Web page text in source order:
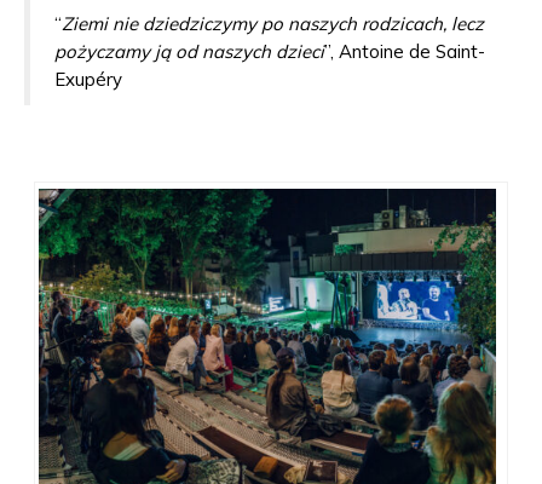
“Ziemi nie dziedziczymy po naszych rodzicach, lecz
pożyczamy ją od naszych dzieci”, Antoine de Saint-
Exupéry